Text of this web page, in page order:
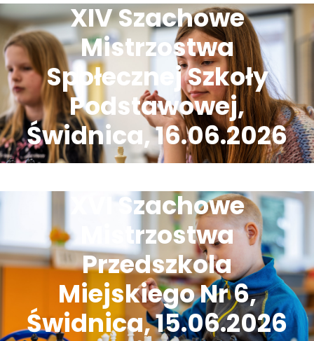
XIV Szachowe
Mistrzostwa
Społecznej Szkoły
Podstawowej,
Świdnica, 16.06.2026
XVI Szachowe
Mistrzostwa
Przedszkola
Miejskiego Nr 6,
Świdnica, 15.06.2026